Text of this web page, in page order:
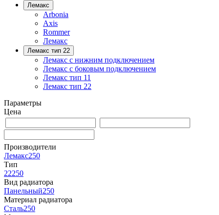
Лемакс
Arbonia
Axis
Rommer
Лемакс
Лемакс тип 22
Лемакс с нижним подключением
Лемакс с боковым подключением
Лемакс тип 11
Лемакс тип 22
Параметры
Цена
Производители
Лемакс250
Тип
22250
Вид радиатора
Панельный250
Материал радиатора
Сталь250